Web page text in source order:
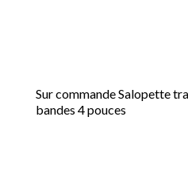
Sur commande Salopette
bandes 4 pouces